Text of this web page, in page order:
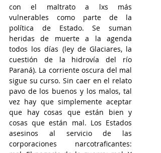
con el maltrato a lxs más
vulnerables como parte de la
política de Estado. Se suman
heridas de muerte a la agenda
todos los días (ley de Glaciares, la
cuestión de la hidrovía del río
Paraná). La corriente oscura del mal
sigue su curso. Sin caer en el relato
pavo de los buenos y los malos, tal
vez hay que simplemente aceptar
que hay cosas que están bien y
cosas que están mal. Los Estados
asesinos al servicio de las
corporaciones narcotraficantes: